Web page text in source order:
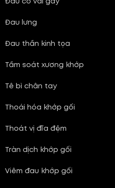
Đau cổ vai gáy
Đau lưng
Đau thần kinh tọa
Tầm soát xương khớp
Tê bì chân tay
Thoái hóa khớp gối
Thoát vị đĩa đệm
Tràn dịch khớp gối
Viêm đau khớp gối